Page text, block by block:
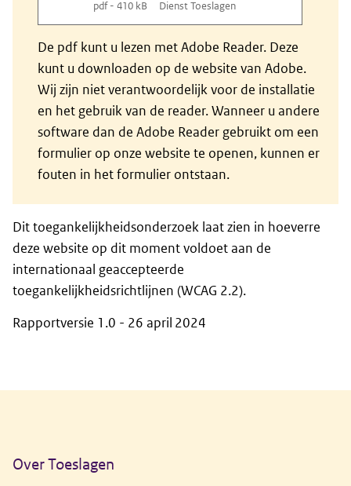
pdf - 410 kB Dienst Toeslagen
De pdf kunt u lezen met Adobe Reader. Deze
kunt u downloaden op de website van Adobe.
Wij zijn niet verantwoordelijk voor de installatie
en het gebruik van de reader. Wanneer u andere
software dan de Adobe Reader gebruikt om een
formulier op onze website te openen, kunnen er
fouten in het formulier ontstaan.
Dit toegankelijkheidsonderzoek laat zien in hoeverre
deze website op dit moment voldoet aan de
internationaal geaccepteerde
toegankelijkheidsrichtlijnen (WCAG 2.2).
Rapportversie 1.0 - 26 april 2024
Over Toeslagen